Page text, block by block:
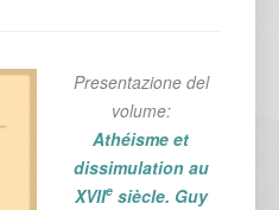
Presentazione del
volume:
Athéisme et
dissimulation au
XVIIesiècle. Guy